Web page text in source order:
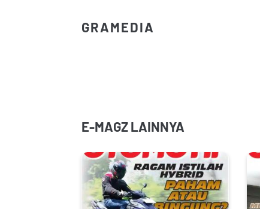
GRAMEDIA
E-MAGZ LAINNYA